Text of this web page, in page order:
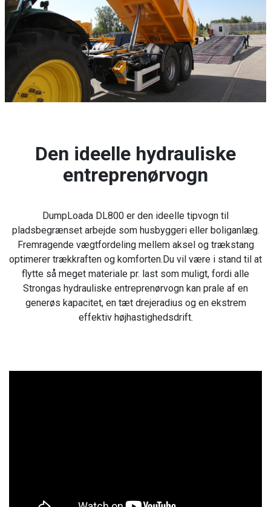
Den ideelle hydrauliske
entreprenørvogn
DumpLoada DL800 er den ideelle tipvogn til
pladsbegrænset arbejde som husbyggeri eller boliganlæg.
Fremragende vægtfordeling mellem aksel og trækstang
optimerer trækkraften og komforten.Du vil være i stand til at
flytte så meget materiale pr. last som muligt, fordi alle
Strongas hydrauliske entreprenørvogn kan prale af en
generøs kapacitet, en tæt drejeradius og en ekstrem
effektiv højhastighedsdrift.